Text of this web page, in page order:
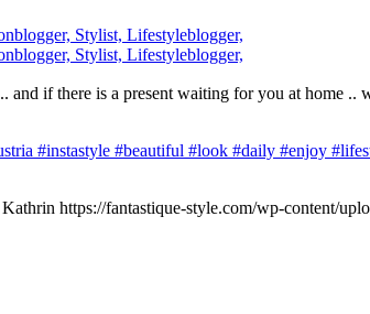
if there is a present waiting for you at home ..
#instastyle #beautiful #look #daily #enjoy
Kathrin https://fantastique-style.com/wp-content/